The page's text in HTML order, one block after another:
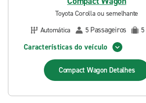
Toyota Corolla ou semelhante
Automática
5 Passageiros 5
Características do veículo
Compact Wagon Detalhes